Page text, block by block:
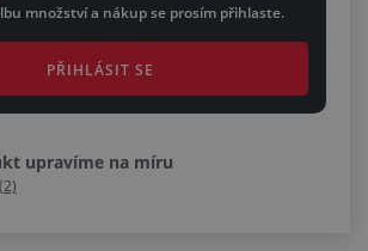
množství a nákup se prosím přihlaste.
PŘIHLÁSIT SE
upravíme na míru